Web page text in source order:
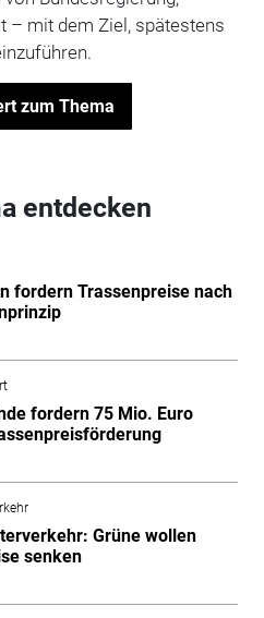
– mit dem Ziel, spätestens
zum Thema
entdecken
fordern Trassenpreise nach
fordern 75 Mio. Euro
Grüne wollen
senken